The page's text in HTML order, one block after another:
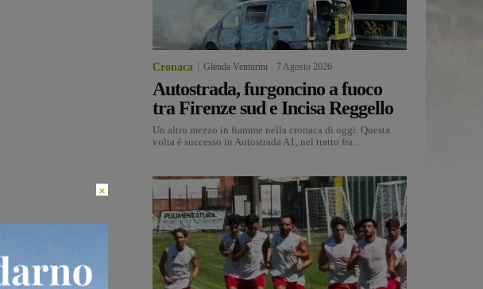
Cronaca Glenda Venturini 7 Agosto 2026
Autostrada, furgoncino a fuoco
tra Firenze sud e Incisa Reggello
Un altro mezzo in fiamme nella cronaca di oggi. Questa
volta è successo in Autostrada A1, nel tratto fra...
×